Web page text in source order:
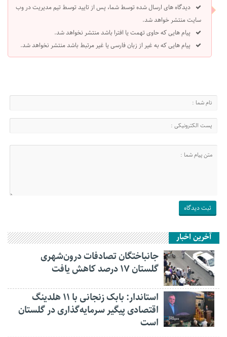
دیدگاه های ارسال شده توسط شما، پس از تایید توسط تیم مدیریت در وب
سایت منتشر خواهد شد.
پیام هایی که حاوی تهمت یا افترا باشد منتشر نخواهد شد.
پیام هایی که به غیر از زبان فارسی یا غیر مرتبط باشد منتشر نخواهد شد.
آخرین اخبار
جانباختگان تصادفات درون‌شهری
گلستان ۱۷ درصد کاهش یافت
استاندار: بابک زنجانی با ۱۱ هلدینگ
اقتصادی پیگیر سرمایه‌گذاری در گلستان
است